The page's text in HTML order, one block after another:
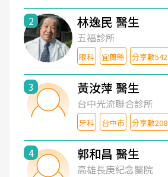
2 林逸民 醫生
五福診所
眼科 宜蘭縣 分享數542
3 黃汝萍 醫生
台中光流聯合診所
牙科 台中市 分享數208
4 郭和昌 醫生
高雄長庚紀念醫院